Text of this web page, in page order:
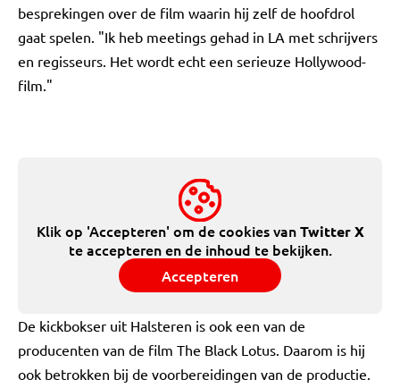
besprekingen over de film waarin hij zelf de hoofdrol
gaat spelen. "Ik heb meetings gehad in LA met schrijvers
en regisseurs. Het wordt echt een serieuze Hollywood-
film."
Klik op 'Accepteren' om de cookies vanTwitter X
te accepteren en de inhoud te bekijken.
Accepteren
De kickbokser uit Halsteren is ook een van de
producenten van de film The Black Lotus. Daarom is hij
ook betrokken bij de voorbereidingen van de productie.